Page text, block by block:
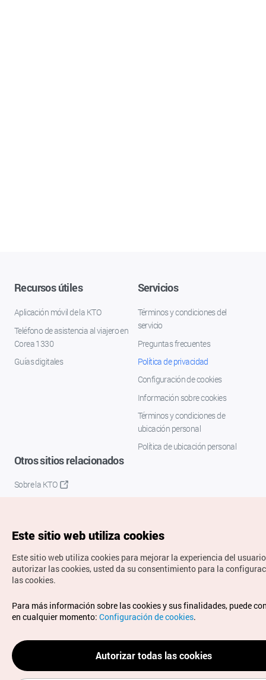
Recursos útiles
Aplicación móvil de la KTO
Teléfono de asistencia al viajero en
Corea 1330
Guías digitales
Servicios
Términos y condiciones del
servicio
Preguntas frecuentes
Política de privacidad
Configuración de cookies
Información sobre cookies
Términos y condiciones de
ubicación personal
Política de ubicación personal
Otros sitios relacionados
Sobre la KTO
Copyrights © Organización de Turismo de Corea. Todos los
derechos reservados.
Para informes de errores y cuestiones relacionadas con el
sitio web, dirija sus consultas al correoelectrónico oficial:
spanish@knto.or.kr
Este sitio web utiliza cookies
Este sitio web utiliza cookies para mejorar la experiencia del
autorizar las cookies, usted da su consentimiento para la
las cookies.
Para más información sobre las cookies y sus finalidades, puede
en cualquier momento: Configuración de cookies.
Autorizar todas las cookies